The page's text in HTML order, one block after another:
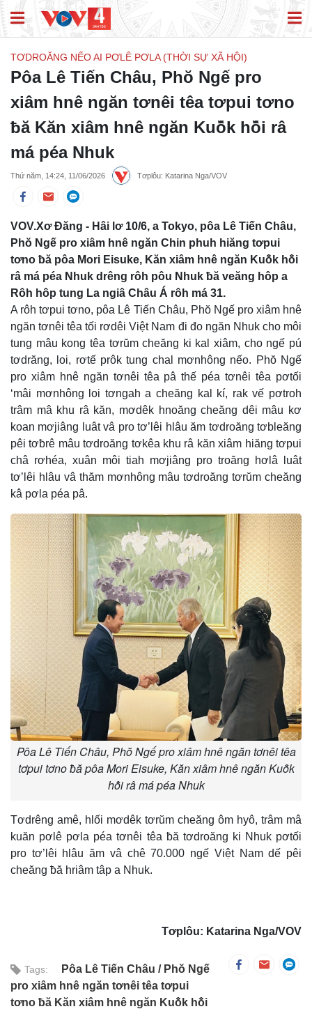
TƠDROĂNG NẾO AI PƠLÊ PƠLA (THỜI SỰ XÃ HỘI)
Pôa Lê Tiến Châu, Phŏ Ngế pro
xiâm hnê ngăn tơnêi têa tơpui tơno
ƀă Kăn xiâm hnê ngăn Kuô̆k hô̆i râ
má péa Nhuk
Thứ năm, 14:24, 11/06/2026 Tơplôu: Katarina Nga/VOV
VOV.Xơ Đăng - Hâi lơ 10/6, a Tokyo, pôa Lê Tiến Châu,
Phŏ Ngế pro xiâm hnê ngăn Chin phuh hiăng tơpui
tơno ƀă pôa Mori Eisuke, Kăn xiâm hnê ngăn Kuô̆k hô̆i
râ má péa Nhuk drêng rôh pôu Nhuk ƀă veăng hôp a
Rôh hôp tung La ngiâ Châu Á rôh má 31.
A rôh tơpui tơno, pôa Lê Tiến Châu, Phŏ Ngế pro xiâm hnê
ngăn tơnêi têa tối rơdêi Việt Nam đi đo ngăn Nhuk cho môi
tung mâu kong têa tơrŭm cheăng ki kal xiâm, cho ngế pú
tơdrăng, loi, rơtế prôk tung chal mơnhông nếo. Phŏ Ngế
pro xiâm hnê ngăn tơnêi têa pâ thế péa tơnêi têa pơtối
‘mâi mơnhông loi tơngah a cheăng kal kí, rak vế pơtroh
trâm mâ khu râ kăn, mơdêk hnoăng cheăng dêi mâu kơ
koan mơjiâng luât vâ pro tơ’lêi hlâu ăm tơdroăng tơbleăng
pêi tơƀrê mâu tơdroăng tơkêa khu râ kăn xiâm hiăng tơpui
châ rơhéa, xuân môi tiah mơjiâng pro troăng hơlâ luât
tơ’lêi hlâu vâ thăm mơnhông mâu tơdroăng tơrŭm cheăng
kâ pơla péa pâ.
Pôa Lê Tiến Châu, Phŏ Ngế pro xiâm hnê ngăn tơnêi têa
tơpui tơno ƀă pôa Mori Eisuke, Kăn xiâm hnê ngăn Kuô̆k
hô̆i râ má péa Nhuk
Tơdrêng amê, hlối mơdêk tơrŭm cheăng ôm hyô, trâm mâ
kuăn pơlê pơla péa tơnêi têa ƀă tơdroăng ki Nhuk pơtối
pro tơ’lêi hlâu ăm vâ chê 70.000 ngế Việt Nam dế pêi
cheăng ƀă hriâm tâp a Nhuk.
Tơplôu: Katarina Nga/VOV
Tags: Pôa Lê Tiến Châu
Phŏ Ngế
pro xiâm hnê ngăn tơnêi têa tơpui
tơno ƀă Kăn xiâm hnê ngăn Kuô̆k hô̆i